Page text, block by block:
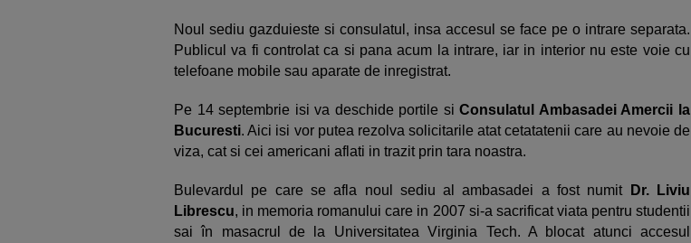
Noul sediu gazduieste si consulatul, insa accesul se face pe o intrare separata.
Publicul va fi controlat ca si pana acum la intrare, iar in interior nu este voie cu
telefoane mobile sau aparate de inregistrat.
Pe 14 septembrie isi va deschide portile si Consulatul Ambasadei Amercii la
Bucuresti. Aici isi vor putea rezolva solicitarile atat cetatatenii care au nevoie de
viza, cat si cei americani aflati in trazit prin tara noastra.
Bulevardul pe care se afla noul sediu al ambasadei a fost numit
Dr. Liviu
Librescu, in memoria romanului care in 2007 si-a sacrificat viata pentru studentii
sai în masacrul de la Universitatea Virginia Tech. A blocat atunci accesul